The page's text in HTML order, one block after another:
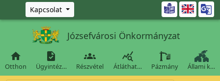
Ugrás a fő tartalomra
Kapcsolat 
Józsefvárosi Önkormányzat

Otthon

Ügyintéz…

Részvétel

Átláthat… Pázmány Állami k…